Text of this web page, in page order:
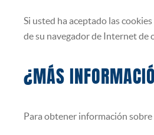
Si usted ha aceptado las
de su navegador de Internet de
¿MÁS
Para obtener información